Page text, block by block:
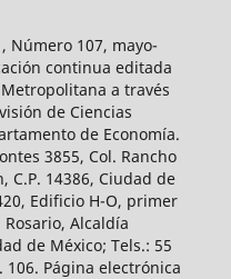
Número 107, mayo-
continua editada
a través
de Ciencias
de Economía.
3855, Col. Rancho
C.P. 14386, Ciudad de
Edificio H-O, primer
Alcaldía
de México; Tels.: 55
106. Página electrónica